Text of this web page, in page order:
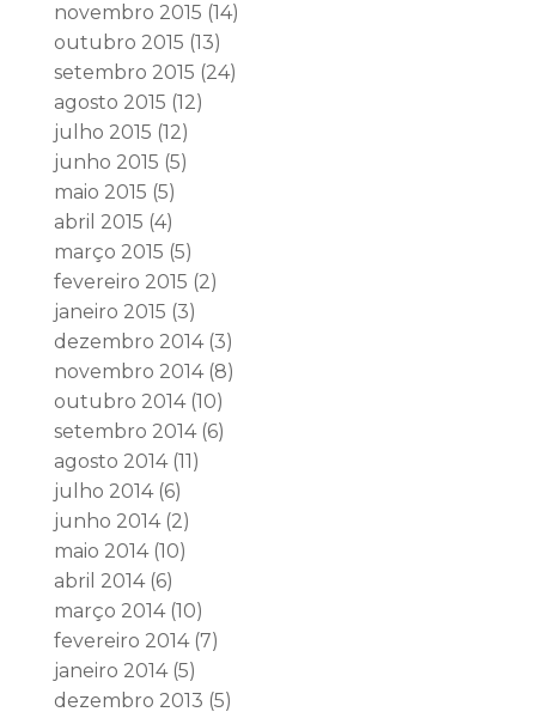
novembro 2015 (14)
outubro 2015 (13)
setembro 2015 (24)
agosto 2015 (12)
julho 2015 (12)
junho 2015 (5)
maio 2015 (5)
abril 2015 (4)
março 2015 (5)
fevereiro 2015 (2)
janeiro 2015 (3)
dezembro 2014(3)
novembro 2014(8)
outubro 2014(10)
setembro 2014(6)
agosto 2014(11)
julho 2014(6)
junho 2014(2)
maio 2014(10)
abril 2014(6)
março 2014(10)
fevereiro 2014(7)
janeiro 2014(5)
dezembro 2013 (5)